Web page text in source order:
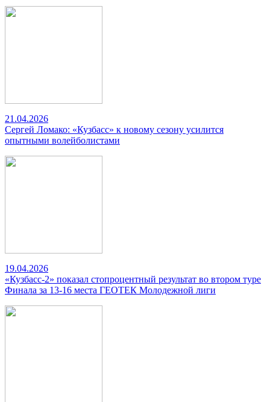
21.04.2026
Сергей Ломако: «Кузбасс» к новому сезону усилится
опытными волейболистами
19.04.2026
«Кузбасс-2» показал стопроцентный результат во втором туре
Финала за 13-16 места ГЕОТЕК Молодежной лиги